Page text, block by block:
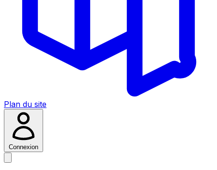
Plan du site
Connexion